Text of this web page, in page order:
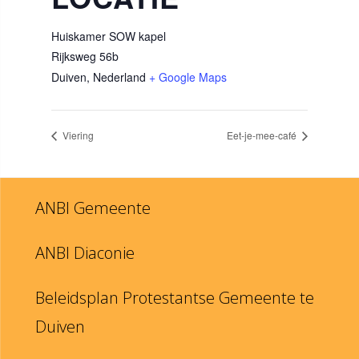
Huiskamer SOW kapel
Rijksweg 56b
Duiven, Nederland + Google Maps
Viering Eet-je-mee-café
ANBI Gemeente
ANBI Diaconie
Beleidsplan Protestantse Gemeente te
Duiven